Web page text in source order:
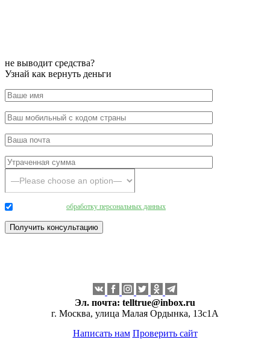
не выводит средства?
Узнай как вернуть деньги
обработку персональных данных
Эл. почта: telltrue@inbox.ru
г. Москва, улица Малая Ордынка, 13с1А
Написать нам Проверить сайт